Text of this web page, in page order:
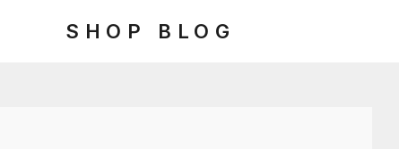
SHOP BLOG